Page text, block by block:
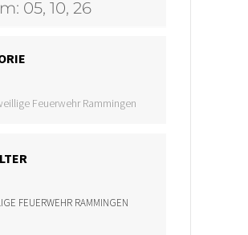
05, 10, 26
Feuerwehr Rammingen
FEUERWEHR RAMMINGEN